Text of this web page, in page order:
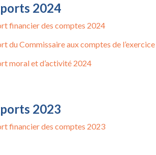
2024
financier des comptes 2024
du Commissaire aux comptes de
moral et d’activité 2024
2023
financier des comptes 2023